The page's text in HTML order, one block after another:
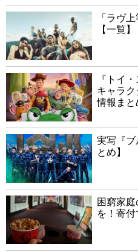
「ラヴ
【一覧】
『トイ
キャラ
情報まと
実写『
とめ】
困窮家
を！寄